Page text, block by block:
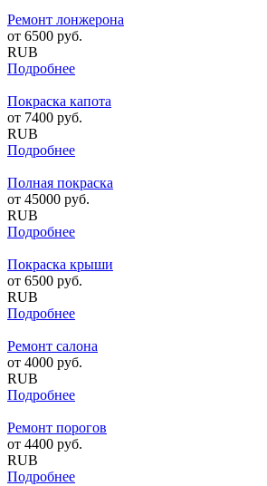
Ремонт лонжерона
от 6500 руб.
RUB
Подробнее
Покраска капота
от 7400 руб.
RUB
Подробнее
Полная покраска
от 45000 руб.
RUB
Подробнее
Покраска крыши
от 6500 руб.
RUB
Подробнее
Ремонт салона
от 4000 руб.
RUB
Подробнее
Ремонт порогов
от 4400 руб.
RUB
Подробнее